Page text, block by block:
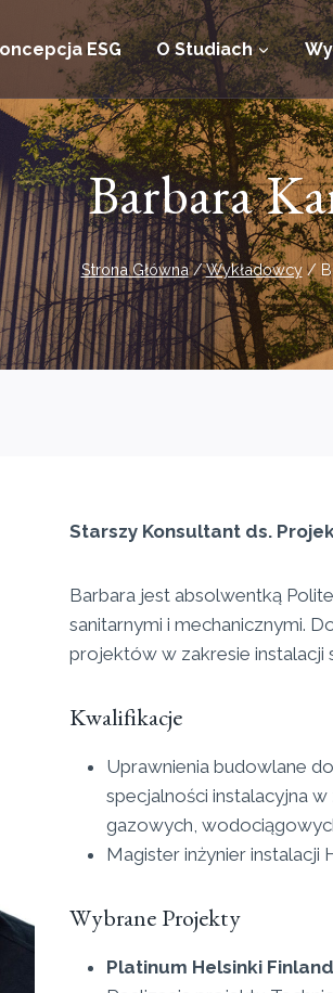
ESG O Studiach
Barbara
Strona Główna /Wykładowcy /
Starszy Konsultant ds.
Barbara jest absolwentką
sanitarnymi i mechanicznymi.
projektów w zakresie instalacji
Kwalifikacje
Uprawnienia budowlane
specjalności instalacyjna
gazowych,
Magister inżynier instalacji
Wybrane Projekty
Platinum Helsinki Finland